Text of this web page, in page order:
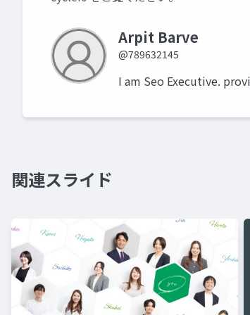
Arpit Barve
@789632145
I am Seo Executive.
関連スライド